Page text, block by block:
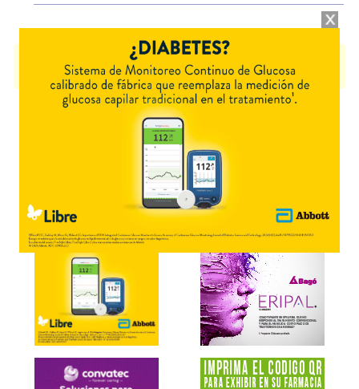
contieneloperamida
producido porFecofary cuenta con 1 presentación disponible.
Otros productos conloperamida
Otros productos de Fecofar